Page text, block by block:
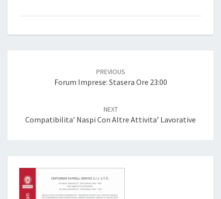
PREVIOUS
Forum Imprese: Stasera Ore 23:00
NEXT
Compatibilita’ Naspi Con Altre Attivita’ Lavorative